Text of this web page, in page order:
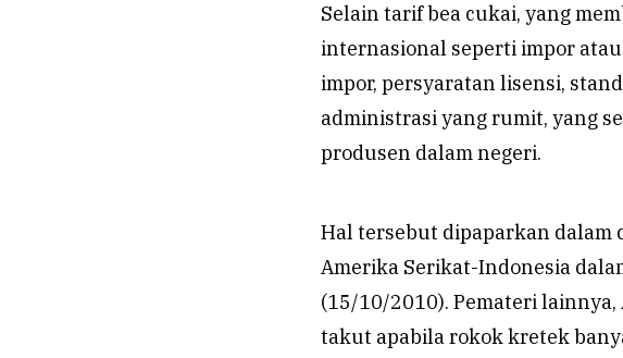
Selain tarif bea cukai, yang
internasional seperti impor
impor, persyaratan lisensi,
administrasi yang rumit, yang
produsen dalam negeri.
Hal tersebut dipaparkan dalam
Amerika Serikat-Indonesia
(15/10/2010). Pemateri
takut apabila rokok kretek